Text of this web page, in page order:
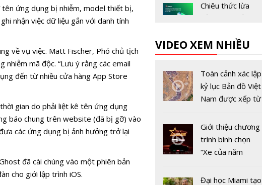
ứng dụng bị nhiễm, model thiết bị,
nhận việc dữ liệu gắn với danh tính
về vụ việc. Matt Fischer, Phó chủ tịch
mã độc. “Lưu ý rằng các email
đến từ nhiều cửa hàng App Store
gian do phải liệt kê tên ứng dụng
báo chung trên website (đã bị gỡ) vào
các ứng dụng bị ảnh hưởng trở lại
đã cài chúng vào một phiên bản
cho giới lập trình iOS.
Chiêu thức lừa
đảo khách sử
vụ gian lận tài
chính liên quan
đến người dùng
VIDEO XEM NHIỀU
Toàn cảnh xác lập
kỷ lục Bản đồ Việt
Nam được xếp từ
năm 2022
Giới thiệu chương
trình bình chọn
“Xe của năm
Đại học Miami tạo